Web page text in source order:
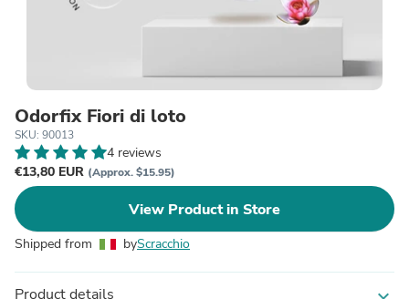
Odorfix Fiori di loto
SKU: 90013
4 reviews
€13,80 EUR (Approx. $15.95)
View Product in Store
Shipped from byScracchio
Product details